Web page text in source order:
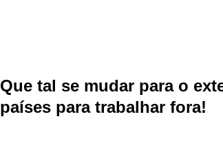
Que tal se mudar para o
países para trabalhar fora!